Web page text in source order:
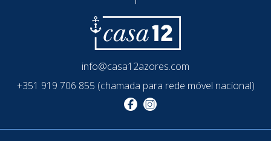
info@casa12azores.com
+351 919 706 855 (chamada para rede móvel nacional)